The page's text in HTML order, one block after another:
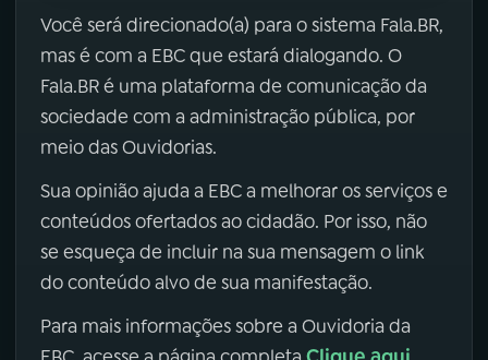
Você será direcionado(a) para o sistema Fala.BR,
mas é com a EBC que estará dialogando. O
Fala.BR é uma plataforma de comunicação da
sociedade com a administração pública, por
meio das Ouvidorias.
Sua opinião ajuda a EBC a melhorar os serviços e
conteúdos ofertados ao cidadão. Por isso, não
se esqueça de incluir na sua mensagem o link
do conteúdo alvo de sua manifestação.
Para mais informações sobre a Ouvidoria da